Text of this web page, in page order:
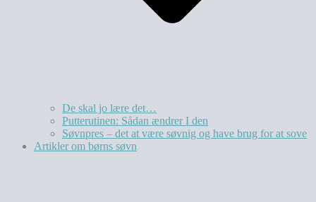
De skal jo lære det…
Putterutinen: Sådan ændrer I den
Søvnpres – det at være søvnig og have brug for at sove
Artikler om børns søvn